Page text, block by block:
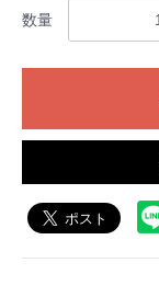
数量